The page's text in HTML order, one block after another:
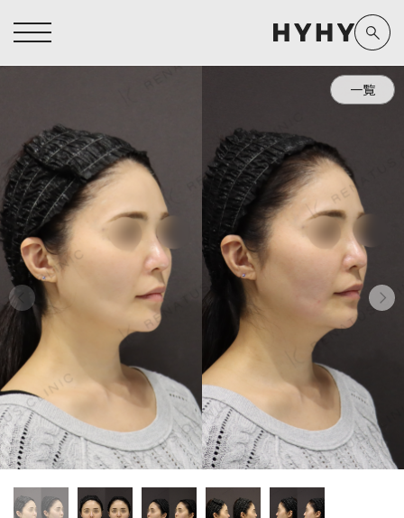
ヒアルロン酸注入症例一覧
医療脱毛症例一覧
アートメイク症例一覧
クリニック一覧
医師一覧
新着情報
運営元情報
よくあるご質問
お問い合わせ
プライバシーポリシー
未成年の方へ
規約
コラム
ヒアルロン酸注入 医療脱毛
Doctor
担当医師から探す
副田 周
高橋 希
東山 麻伊子
松村 仁
泉 洋平
辻橋 勇祐
阿部 竜介
Preparation
製剤から探す
ザーフ(XERF)
ボラックス
ボリューマ
ボリフト
ボルベラ
ボライト
レナトゥスヒアルロン酸
ダイヤモンドフィール/ピ
一覧